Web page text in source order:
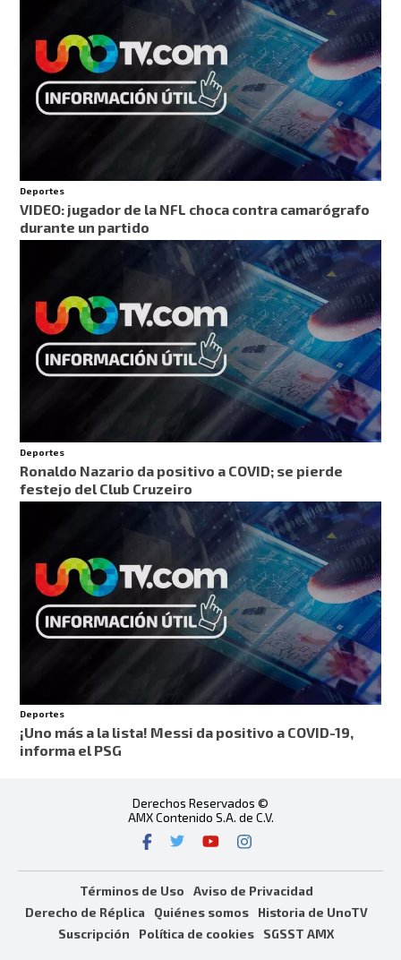
Deportes
VIDEO: jugador de la NFL choca contra camarógrafo
durante un partido
Deportes
Ronaldo Nazario da positivo a COVID; se pierde
festejo del Club Cruzeiro
Deportes
¡Uno más a la lista! Messi da positivo a COVID-19,
informa el PSG
Derechos Reservados ©
AMX Contenido S.A. de C.V.
Términos de Uso
Aviso de Privacidad
Derecho de Réplica
Quiénes somos
Historia de UnoTV
Suscripción
Política de cookies SGSST AMX